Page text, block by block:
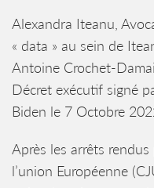
Alexandra Iteanu,
« data » au sein de
Antoine Crochet-
Décret exécutif signé
Biden le 7 Octobre
Après les arrêts
l’union Européenne